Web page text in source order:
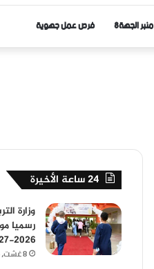
منبر الجهة8 فرص عمل جهوية
24 ساعة الأخيرة
وزارة
رسميا
2026-2027
8 غشت، 2026